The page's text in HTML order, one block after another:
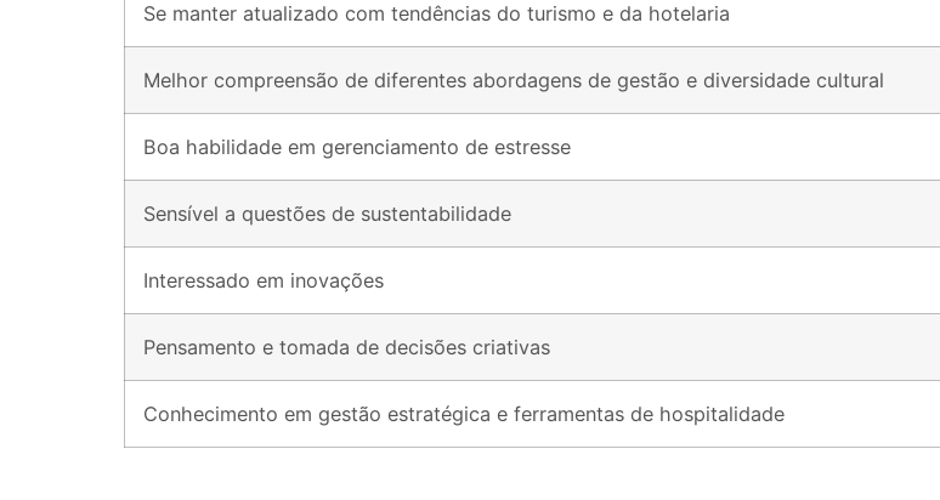
Se manter atualizado com tendências do turismo e da hotelaria
Melhor compreensão de diferentes abordagens de gestão e diversidade cultural
Boa habilidade em gerenciamento de estresse
Sensível a questões de sustentabilidade
Interessado em inovações
Pensamento e tomada de decisões criativas
Conhecimento em gestão estratégica e ferramentas de hospitalidade